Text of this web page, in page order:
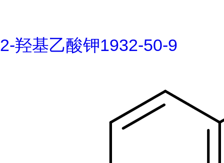
2-羟基乙酸钾1932-50-9